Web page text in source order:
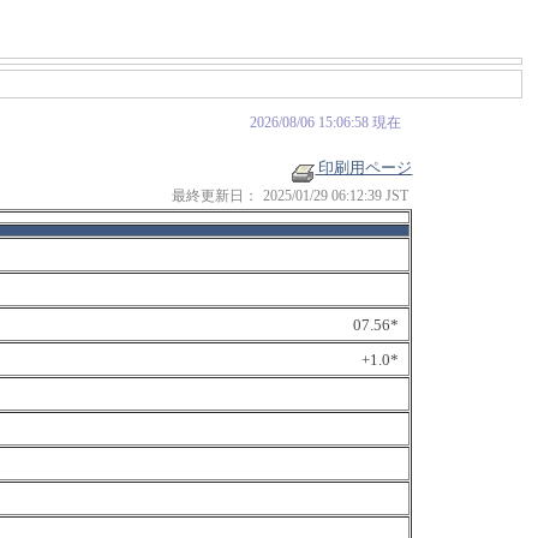
2026/08/06 15:06:58 現在
印刷用ページ
最終更新日： 2025/01/29 06:12:39 JST
07.56*
+1.0*